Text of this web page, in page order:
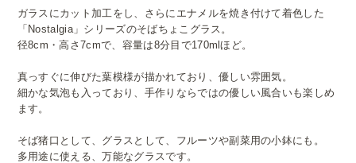
ガラスにカット加工をし、さらにエナメルを焼き付けて着色した
「Nostalgia」シリーズのそばちょこグラス。
径8cm・高さ7cmで、容量は8分目で170mlほど。
真っすぐに伸びた葉模様が描かれており、優しい雰囲気。
細かな気泡も入っており、手作りならではの優しい風合いも楽しめ
ます。
そば猪口として、グラスとして、フルーツや副菜用の小鉢にも。
多用途に使える、万能なグラスです。